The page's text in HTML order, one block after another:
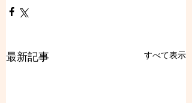
最新記事 すべて表示